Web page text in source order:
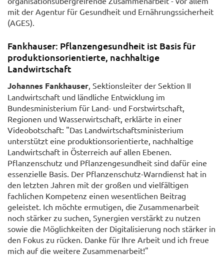
mit der Agentur für Gesundheit und Ernährungssicherheit
(AGES).
Fankhauser: Pflanzengesundheit ist Basis für
produktionsorientierte, nachhaltige
Landwirtschaft
Johannes Fankhauser , Sektionsleiter der Sektion II
Landwirtschaft und ländliche Entwicklung im
Bundesministerium für Land- und Forstwirtschaft,
Regionen und Wasserwirtschaft, erklärte in einer
Videobotschaft: "Das Landwirtschaftsministerium
unterstützt eine produktionsorientierte, nachhaltige
Landwirtschaft in Österreich auf allen Ebenen.
Pflanzenschutz und Pflanzengesundheit sind dafür eine
essenzielle Basis. Der Pflanzenschutz-Warndienst hat in
den letzten Jahren mit der großen und vielfältigen
fachlichen Kompetenz einen wesentlichen Beitrag
geleistet. Ich möchte ermutigen, die Zusammenarbeit
noch stärker zu suchen, Synergien verstärkt zu nutzen
sowie die Möglichkeiten der Digitalisierung noch stärker in
den Fokus zu rücken. Danke für Ihre Arbeit und ich freue
mich auf die weitere Zusammenarbeit!"